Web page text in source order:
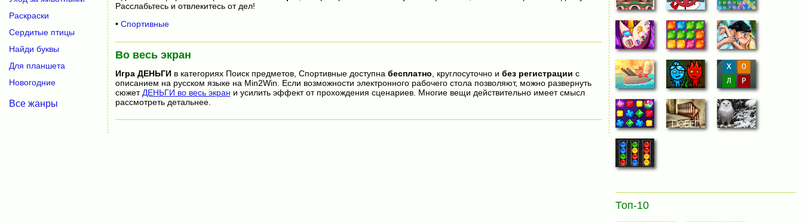
Расслабьтесь и отвлекитесь от дел!
• Спортивные
Во весь экран
Игра ДЕНЬГИв категориях Поиск предметов, Спортивные доступна бесплатно , круглосуточно и без регистрации с
описанием на русском языке на Min2Win. Если возможности электронного рабочего стола позволяют, можно развернуть
сюжет ДЕНЬГИ во весь экран и усилить эффект от прохождения сценариев. Многие вещи действительно имеет смысл
рассмотреть детальнее.
Раскраски
Сердитые птицы
Найди буквы
Для планшета
Новогодние
Все жанры
Топ-10